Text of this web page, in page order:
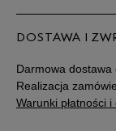
DOSTAWA I
Darmowa dostawa
Realizacja
Warunki płatności